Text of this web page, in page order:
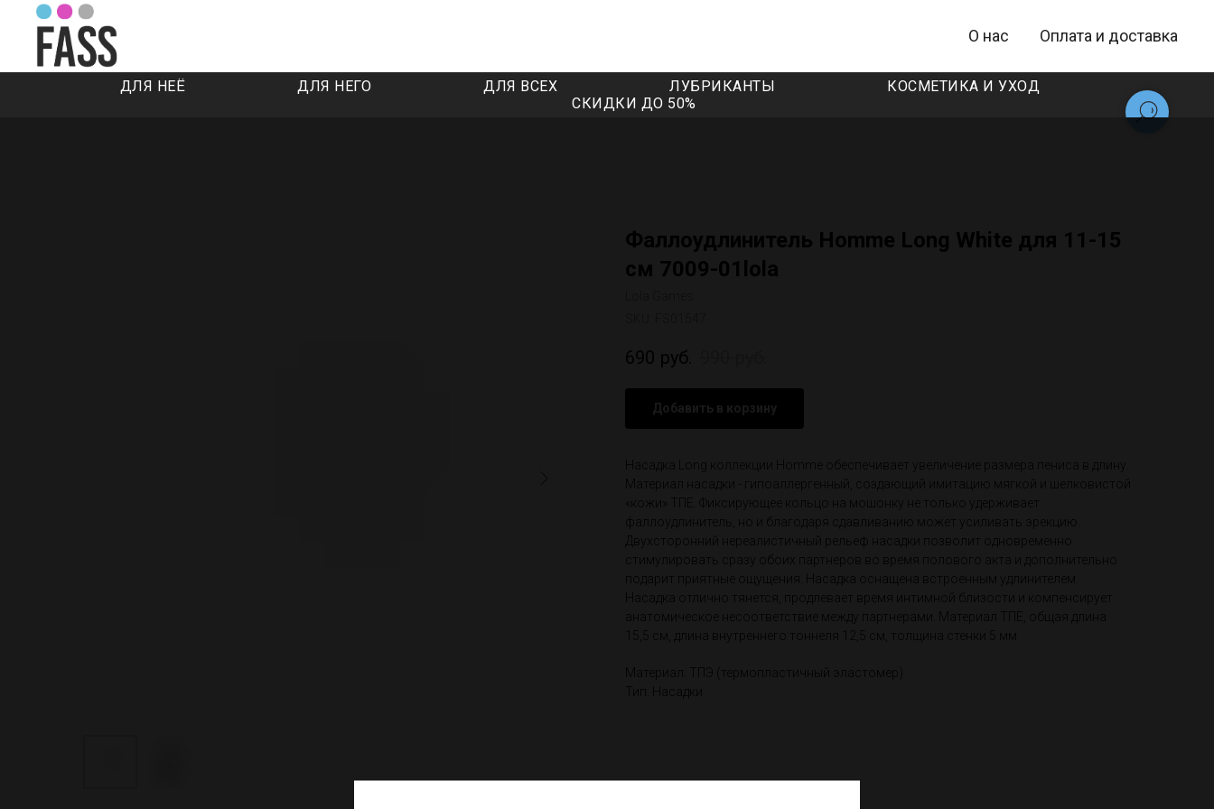
О нас Оплата и доставка
ДЛЯ НЕЁ ДЛЯ НЕГО ДЛЯ ВСЕХ ЛУБРИКАНТЫ
КОСМЕТИКА И УХОД
СКИДКИ ДО 50%
Фаллоудлинитель Homme Long White для 11-15
см 7009-01lola
690 руб.
Добавить в корзину
Насадка Long коллекции Homme обеспечивает увеличение размера пениса в длину.
Материал насадки - гипоаллергенный, создающий имитацию мягкой и шелковистой
«кожи» ТПЕ. Фиксирующее кольцо на мошонку не только удерживает
фаллоудлинитель, но и благодаря сдавливанию может усиливать эрекцию.
Двухсторонний нереалистичный рельеф насадки позволит одновременно
стимулировать сразу обоих партнеров во время полового акта и дополнительно
подарит приятные ощущения. Насадка оснащена встроенным удлинителем.
Насадка отлично тянется, продлевает время интимной близости и компенсирует
анатомическое несоответствие между партнерами. Материал ТПЕ, общая длина
15,5 см, длина внутреннего тоннеля 12,5 см, толщина стенки 5 мм
Материал: ТПЭ (термопластичный эластомер)
Тип: Насадки